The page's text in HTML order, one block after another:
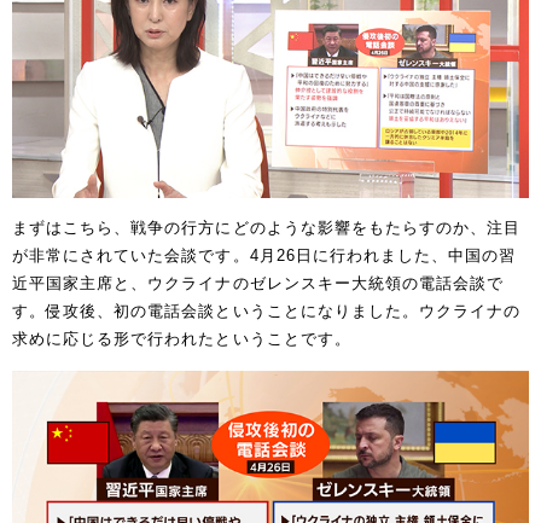
まずはこちら、戦争の行方にどのような影響をもたらすのか、注目
が非常にされていた会談です。4月26日に行われました、中国の習
近平国家主席と、ウクライナのゼレンスキー大統領の電話会談で
す。侵攻後、初の電話会談ということになりました。ウクライナの
求めに応じる形で行われたということです。